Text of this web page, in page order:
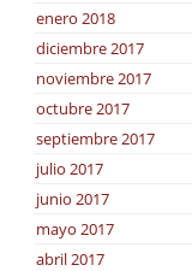
enero 2018
diciembre 2017
noviembre 2017
octubre 2017
septiembre 2017
julio 2017
junio 2017
mayo 2017
abril 2017